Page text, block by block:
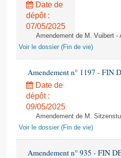
Date de
dépôt :
07/05/2025
Amendement de M. Vuibert -
Voir le dossier (Fin de vie)
Amendement n° 1197 - FIN
Date de
dépôt :
09/05/2025
Amendement de M.
Voir le dossier (Fin de vie)
Amendement n° 935 - FIN